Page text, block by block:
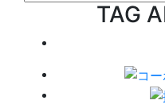
TAG